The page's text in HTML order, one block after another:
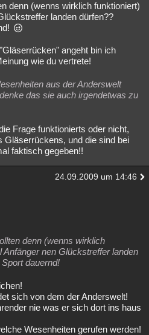
Esoterik Literatur
denn (wenns wirklich funktioniert)
landen dürfen??
angeht bin ich
wie du vertrete!
aus der Anderswelt
das sie auch irgendetwas zu
Frage funktionierts oder nicht,
Gläserrückens, und die sind bei
faktisch gegeben!!
24.09.2009 um 14:46
denn (wenns wirklich
nen Glückstreffer landen
dauernd!
sich von dem der Anderswelt!
nie was er sich dort ins haus
Wesenheiten gerufen werden!